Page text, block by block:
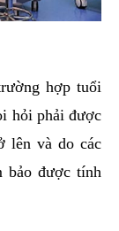
hợp tuổi
hỏi phải được
lên và do các
bảo được tính